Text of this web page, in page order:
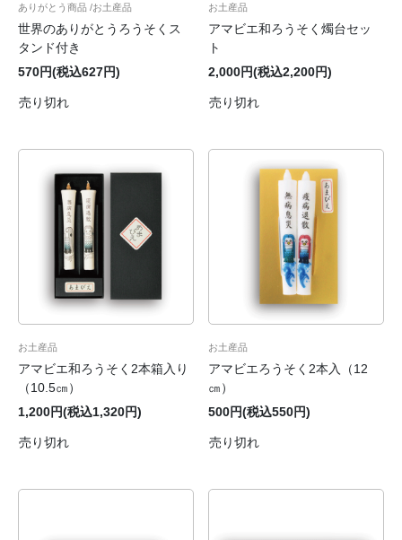
ありがとう商品 お土産品
世界のありがとうろうそくス
タンド付き
570円(税込627円)
売り切れ
お土産品
アマビエ和ろうそく燭台セッ
ト
2,000円(税込2,200円)
売り切れ
お土産品
アマビエ和ろうそく2本箱入り
（10.5㎝）
1,200円(税込1,320円)
売り切れ
お土産品
アマビエろうそく2本入（12
㎝）
500円(税込550円)
売り切れ